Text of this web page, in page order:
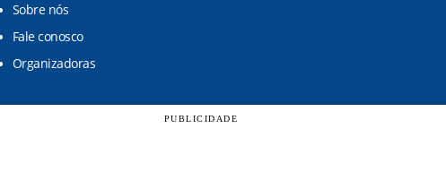
Sobre nós
Fale conosco
Organizadoras
PUBLICIDADE